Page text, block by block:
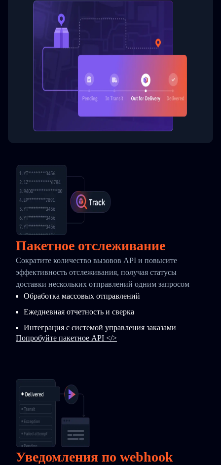
Пакетное отслеживание
Сократите количество вызовов API и повысите
эффективность отслеживания, получая статусы
доставки нескольких отправлений одним запросом
Обработка массовых отправлений
Ежедневная отчетность и сверка
Интеграция с системой управления заказами
Попробуйте пакетное API </>
Уведомления по webhook